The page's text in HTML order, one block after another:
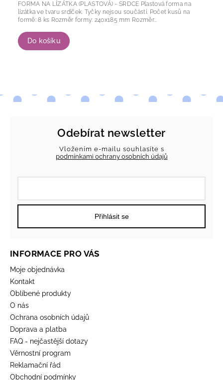
Do košíku
FORMA NA LÍZÁTKA (PLASTOVÁ) - SRDCE Plastová forma na
lízátka ve tvaru srdíček. Tyčky nejsou součástí. Počet kusů na
formě: 8 ks Rozměr formy: 240x185 mm Rozměr...
Odebírat newsletter
Vložením e-mailu souhlasíte s
podmínkami ochrany osobních údajů
Přihlásit se
INFORMACE PRO VÁS
Moje objednávka
Kontakt
Oblíbené produkty
O nás
Ochrana osobních údajů
Doprava a platba
FAQ - nejčastější dotazy
Věrnostní program
Reklamační řád
Obchodní podmínky